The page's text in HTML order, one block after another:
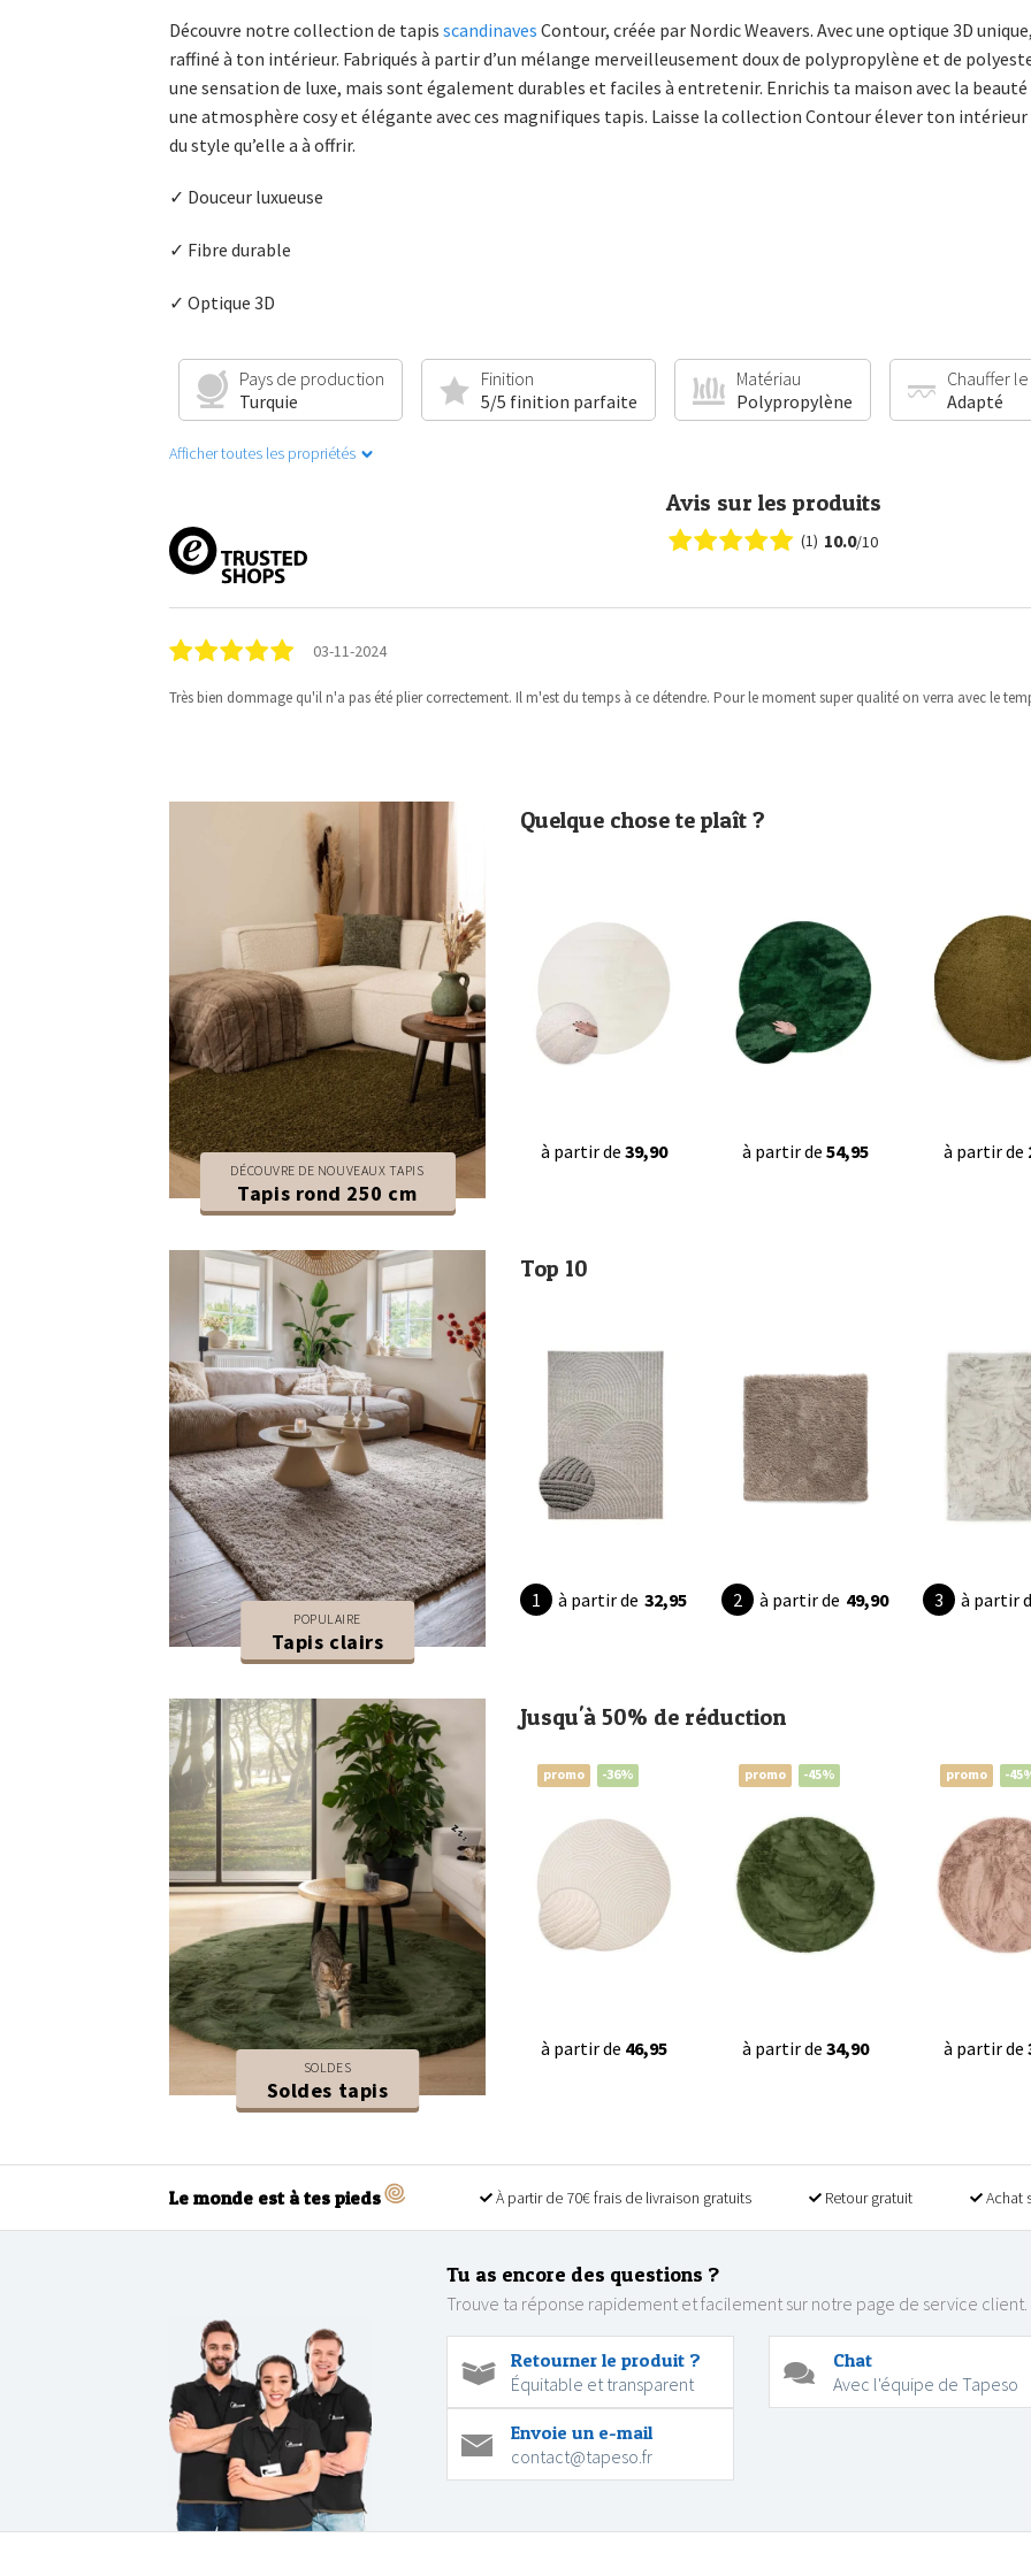
Découvre notre collection de tapis scandinaves Contour, créée par Nordic Weavers. Avec une optique 3D
raffiné à ton intérieur. Fabriqués à partir d’un mélange merveilleusement doux de polypropylène et de
une sensation de luxe, mais sont également durables et faciles à entretenir. Enrichis ta maison avec la
une atmosphère cosy et élégante avec ces magnifiques tapis. Laisse la collection Contour élever ton
du style qu’elle a à offrir.
✓ Douceur luxueuse
✓ Fibre durable
✓ Optique 3D
Pays de production
Turquie
Finition
5/5 finition parfaite
Matériau
Polypropylène
Chauffer
Adapté
Afficher toutes les propriétés
Avis sur les produits
(1) 10.0/10
03-11-2024
Très bien dommage qu'il n'a pas été plier correctement. Il m'est du temps à ce détendre. Pour le moment super qualité on verra avec le
DÉCOUVRE DE NOUVEAUX TAPIS
Tapis rond 250 cm
Quelque chose te plaît ?
à partir de 39,90 à partir de 54,95 à partir de
POPULAIRE
Tapis clairs
Top 10
à partir de 32,95 à partir de 49,90 à partir
SOLDES
Soldes tapis
Jusqu'à 50% de réduction
promo -36%
à partir de 46,95
promo -45%
à partir de 34,90
promo -
à partir de
Le monde est à tes pieds À partir de 70€ frais de livraison gratuits Retour gratuit Achat
Tu as encore des questions ?
Trouve ta réponse rapidement et facilement sur notre page de service client.
Retourner le produit ?
Équitable et transparent
Chat
Avec l'équipe de Tapeso
Envoie un e-mail
contact@tapeso.fr